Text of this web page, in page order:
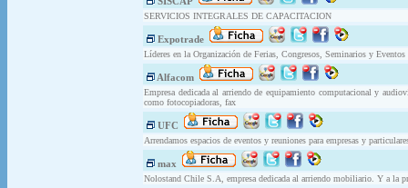
SERVICIOS INTEGRALES DE CAPACITACION
Expotrade
Líderes en la Organización de Ferias, Congresos, Seminarios y
Alfacom
Empresa dedicada al arriendo de equipamiento computacional y
como fotocopiadoras, fax
UFC
Arrendamos espacios de eventos y reuniones para empresas y
max
Nolostand Chile S.A, empresa dedicada al arriendo mobiliario. Y a la